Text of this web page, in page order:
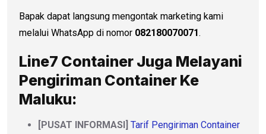
Bapak dapat langsung mengontak marketing kami
melalui WhatsApp di nomor 082180070071.
Line7 Container Juga Melayani
Pengiriman Container Ke
Maluku:
[PUSAT INFORMASI]
Tarif Pengiriman Container